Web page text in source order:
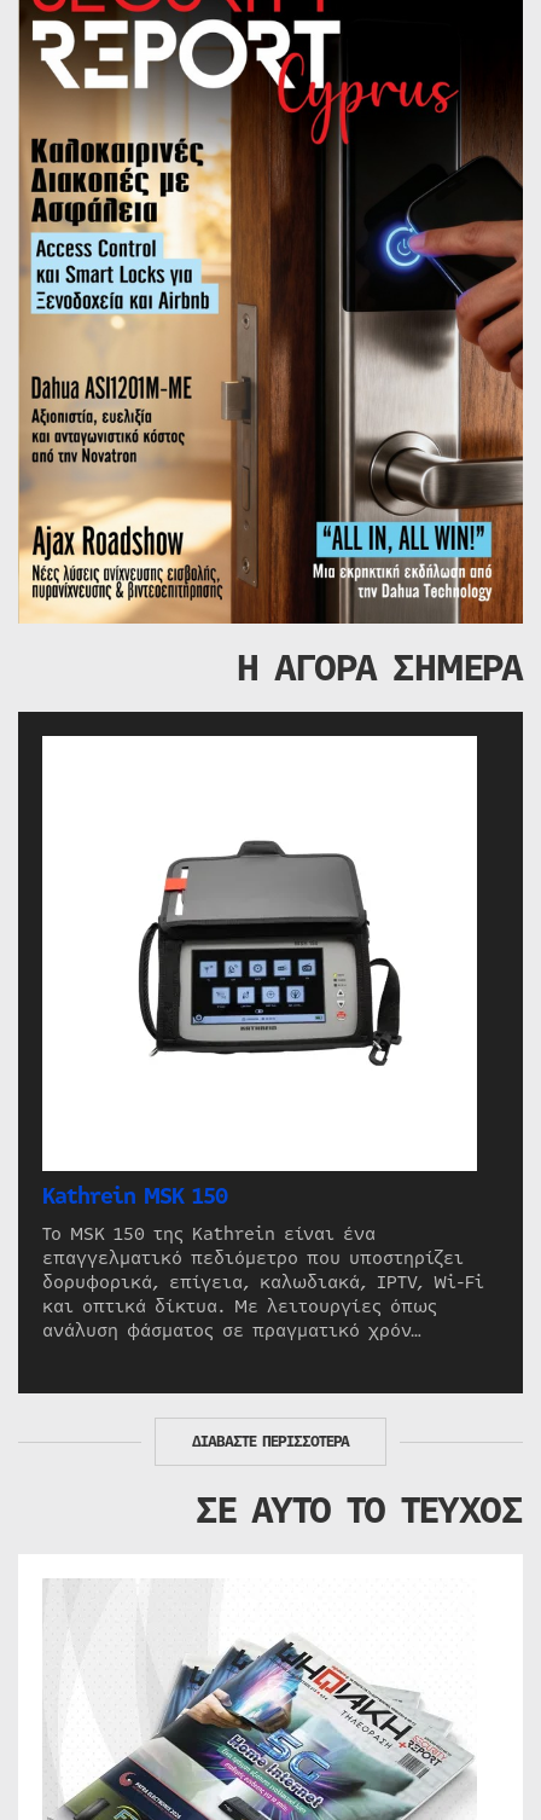
Η ΑΓΟΡΑ ΣΗΜΕΡΑ
Kathrein MSK 150
Το MSK 150 της Kathrein είναι ένα
επαγγελματικό πεδιόμετρο που υποστηρίζει
δορυφορικά, επίγεια, καλωδιακά, IPTV, Wi-Fi
και οπτικά δίκτυα. Με λειτουργίες όπως
ανάλυση φάσματος σε πραγματικό χρόν…
ΔΙΑΒΑΣΤΕ ΠΕΡΙΣΣΟΤΕΡΑ
ΣΕ ΑΥΤΟ ΤΟ ΤΕΥΧΟΣ